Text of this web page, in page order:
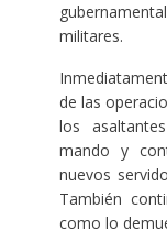
militares.
de las
los
mando y
nuevos
También
como lo